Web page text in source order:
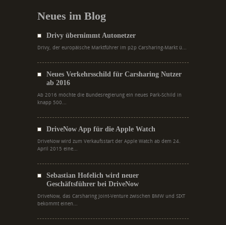
Neues im Blog
Drivy übernimmt Autonetzer
Drivy, der europäische Marktführer im p2p Carsharing-Markt ü...
Neues Verkehrsschild für Carsharing Nutzer
ab 2016
Ab 2016 möchte die Bundesregierung ein neues Park-Schild in
knapp 500...
DriveNow App für die Apple Watch
DriveNow wird zum Verkaufsstart der Apple Watch ab dem 24.
April 2015 eine...
Sebastian Hofelich wird neuer
Geschäftsführer bei DriveNow
DriveNow, das Carsharing Joint-Venture zwischen BMW und SIXT
bekommt einen...